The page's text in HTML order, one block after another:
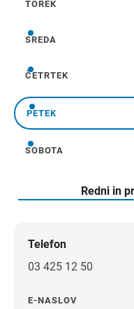
torek
TOREK
sreda
SREDA
četrtek
ČETRTEK
petek
PETEK
sobota
SOBOTA
Redni in
Telefon
03 425 12 50
E-NASLOV